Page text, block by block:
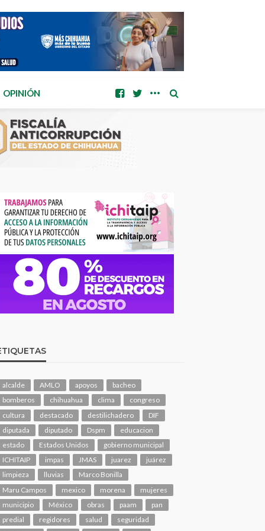
OPINIÓN
alcalde AMLO apoyos
bacheo
bomberos
chihuahua clima
congreso
cultura
destacado destilichadero
DIF
diputada
diputado Dspm
educacion
estado
Estados Unidos
gobierno municipal
ICHITAIP
impas JMAS juarez
juárez
limpieza
lluvias
Marco Bonilla
Maru Campos
mexico morena
mujeres
municipio
México obras paam
pan
predial
regidores salud
seguridad